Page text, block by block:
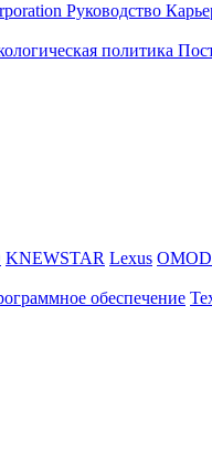
Руководство
политика
KNEWSTAR Lexus
обеспечение